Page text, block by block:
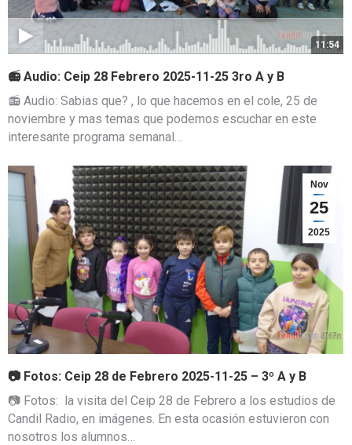
11:54
📻 Audio: Ceip 28 Febrero 2025-11-25 3ro A y B
📻 Audio: Sabias que? , lo que hacemos en el cole, 25 de
noviembre y mas temas que podemos escuchar en este
interesante programa semanal…
Nov
25
2025
📷 Fotos: Ceip 28 de Febrero 2025-11-25 – 3º A y B
📷 Fotos: la visita del Ceip 28 de Febrero a los estudios de
Candil Radio, en imágenes. En esta ocasión estuvieron con
nosotros los alumnos…